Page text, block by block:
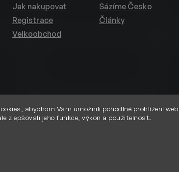
abychom Vám umožnili pohodlné prohlížení
zlepšovali jeho funkce, výkon a použitelnost.
Jak nakupovat
Registrace
Velkoobchod
Sázíme Česko
Články